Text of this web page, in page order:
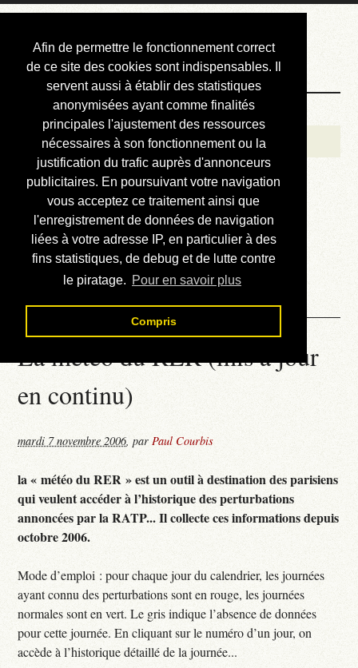
Afin de permettre le fonctionnement correct
de ce site des cookies sont indispensables. Il
servent aussi à établir des statistiques
anonymisées ayant comme finalités
principales l'ajustement des ressources
nécessaires à son fonctionnement ou la
justification du trafic auprès d'annonceurs
publicitaires. En poursuivant votre navigation
vous acceptez ce traitement ainsi que
l'enregistrement de données de navigation
liées à votre adresse IP, en particulier à des
fins statistiques, de debug et de lutte contre
le piratage. Pour en savoir plus
Compris
Courbis, « LE »
Blog Officiel
Bienvenue
Réalisations
Divers (et d’été)
Annonces
Liens externes
Téléchargement
Contact
La météo du RER (mis à jour
en continu)
mardi 7 novembre 2006,parPaul Courbis
la « météo du RER » est un outil à destination des parisiens
qui veulent accéder à l’historique des perturbations
annoncées par la RATP... Il collecte ces informations depuis
octobre 2006.
Mode d’emploi : pour chaque jour du calendrier, les journées
ayant connu des perturbations sont en rouge, les journées
normales sont en vert. Le gris indique l’absence de données
pour cette journée. En cliquant sur le numéro d’un jour, on
accède à l’historique détaillé de la journée...